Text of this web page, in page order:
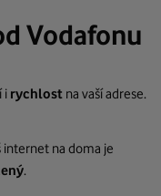
Vodafonu
i rychlost na vaší adrese.
na doma je
.